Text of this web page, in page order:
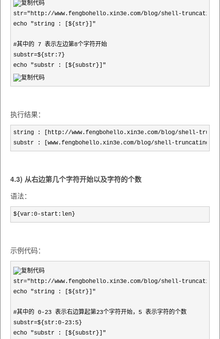
str="http://www.fengbohello.xin3e.com/blog/shell-
echo "string : [${str}]"
#其中的 7 表示左边第8个字符开始
substr=${str:7}
echo "substr : [${substr}]"
执行结果：
string : [http://www.fengbohello.xin3e.com/blog/shell-
substr : [www.fengbohello.xin3e.com/blog/shell-truncating-
4.3) 从右边第几个字符开始以及字符的个数
语法：
${var:0-start:len}
示例代码：
str="http://www.fengbohello.xin3e.com/blog/shell-
echo "string : [${str}]"
#其中的 0-23 表示右边算起第23个字符开始，5 表示字符的个数
substr=${str:0-23:5}
echo "substr : [${substr}]"